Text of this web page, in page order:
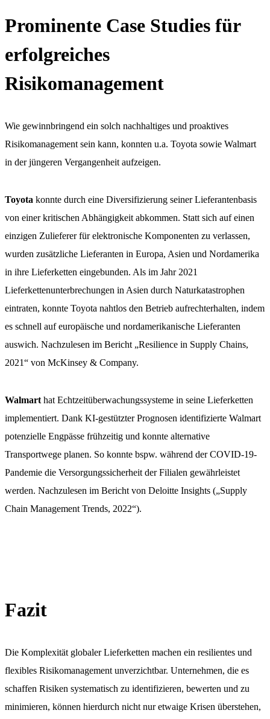
Prominente Case Studies für
erfolgreiches
Risikomanagement
Wie gewinnbringend ein solch nachhaltiges und proaktives
Risikomanagement sein kann, konnten u.a. Toyota sowie Walmart
in der jüngeren Vergangenheit aufzeigen.
Toyota konnte durch eine Diversifizierung seiner Lieferantenbasis
von einer kritischen Abhängigkeit abkommen. Statt sich auf einen
einzigen Zulieferer für elektronische Komponenten zu verlassen,
wurden zusätzliche Lieferanten in Europa, Asien und Nordamerika
in ihre Lieferketten eingebunden. Als im Jahr 2021
Lieferkettenunterbrechungen in Asien durch Naturkatastrophen
eintraten, konnte Toyota nahtlos den Betrieb aufrechterhalten, indem
es schnell auf europäische und nordamerikanische Lieferanten
auswich. Nachzulesen im Bericht „Resilience in Supply Chains,
2021“ von McKinsey & Company.
Walmarthat Echtzeitüberwachungssysteme in seine Lieferketten
implementiert. Dank KI-gestützter Prognosen identifizierte Walmart
potenzielle Engpässe frühzeitig und konnte alternative
Transportwege planen. So konnte bspw. während der COVID-19-
Pandemie die Versorgungssicherheit der Filialen gewährleistet
werden. Nachzulesen im Bericht von Deloitte Insights („Supply
Chain Management Trends, 2022“).
Fazit
Die Komplexität globaler Lieferketten machen ein resilientes und
flexibles Risikomanagement unverzichtbar. Unternehmen, die es
schaffen Risiken systematisch zu identifizieren, bewerten und zu
minimieren, können hierdurch nicht nur etwaige Krisen überstehen,